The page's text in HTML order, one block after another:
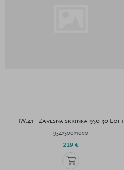
IW.41 - Závesná skrinka 950-30 Loft
954x300x1000
219 €